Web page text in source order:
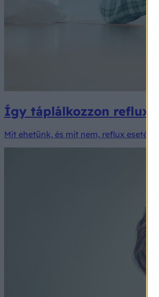
Így táplálkozzon reflux
Mit ehetünk, és mit nem, reflux esetén?